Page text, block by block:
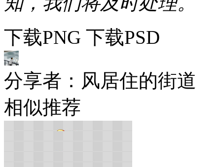
下载PNG 下载PSD
分享者：风居住的街道
相似推荐